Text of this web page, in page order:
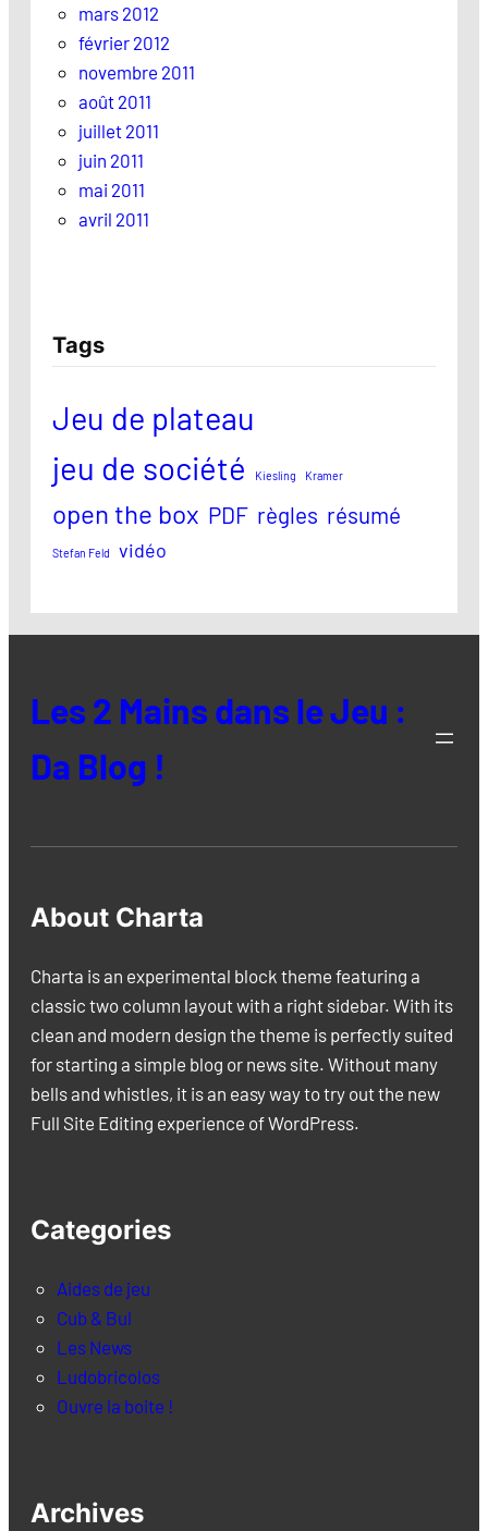
mars 2012
février 2012
novembre 2011
août 2011
juillet 2011
juin 2011
mai 2011
avril 2011
Tags
Jeu de plateau
jeu de société
Kiesling Kramer
open the box PDF règles résumé
Stefan Feld vidéo
Les 2 Mains dans le Jeu :
Da Blog !
About Charta
Charta is an experimental block theme featuring a
classic two column layout with a right sidebar. With its
clean and modern design the theme is perfectly suited
for starting a simple blog or news site. Without many
bells and whistles, it is an easy way to try out the new
Full Site Editing experience of WordPress.
Categories
Aides de jeu
Cub & Bul
Les News
Ludobricolos
Ouvre la boite !
Archives